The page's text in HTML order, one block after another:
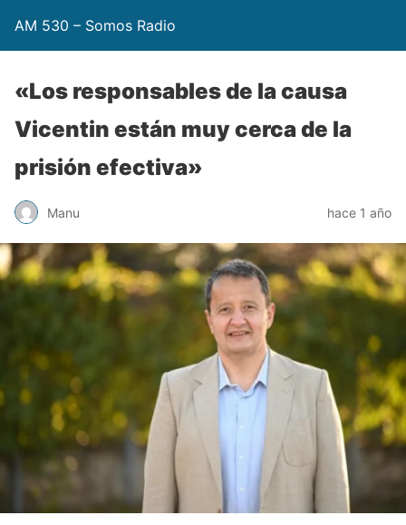
AM 530 – Somos Radio
«Los responsables de la causa
Vicentin están muy cerca de la
prisión efectiva»
Manu hace 1 año